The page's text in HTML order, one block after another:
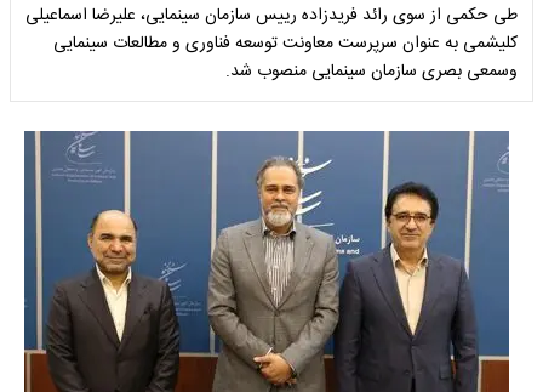
طی حکمی از سوی رائد فریدزاده رییس سازمان سینمایی، علیرضا اسماعیلی
کلیشمی به عنوان سرپرست معاونت توسعه فناوری و مطالعات سینمایی
وسمعی بصری سازمان سینمایی منصوب شد.